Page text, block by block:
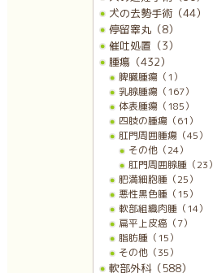
犬の去勢手術（44）
停留睾丸（8）
催吐処置（3）
腫瘍（432）
脾臓腫瘍（1）
乳腺腫瘍（167）
体表腫瘍（185）
四肢の腫瘍（61）
肛門周囲腫瘍（45）
その他（24）
肛門周囲腺腫（23）
肥満細胞腫（25）
悪性黒色腫（15）
軟部組織肉腫（14）
扁平上皮癌（7）
脂肪腫（15）
その他（35）
軟部外科（588）